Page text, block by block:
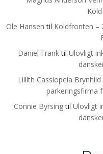
Ole Hansen til Koldfronten –
Daniel Franktil Ulovligt
Lillith Cassiopeia
parkeringsfirma
Connie Byrsingtil Ulovligt